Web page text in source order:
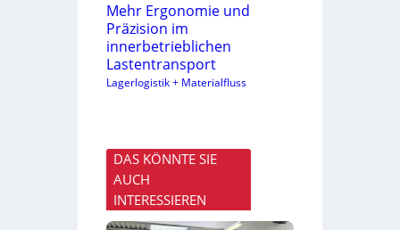
Mehr Ergonomie und
Präzision im
innerbetrieblichen
Lastentransport
Lagerlogistik + Materialfluss
DAS KÖNNTE SIE
AUCH
INTERESSIEREN